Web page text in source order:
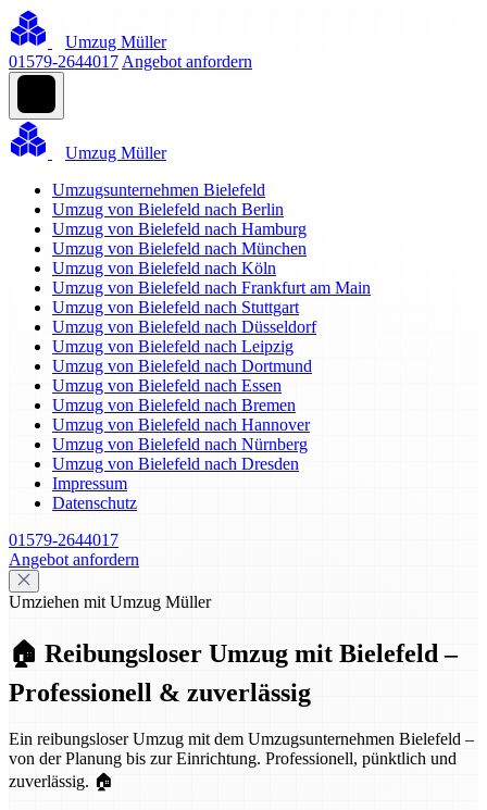
Umzug Müller
01579-2644017 Angebot anfordern
Umzug Müller
Umzugsunternehmen Bielefeld
Umzug von Bielefeld nach Berlin
Umzug von Bielefeld nach Hamburg
Umzug von Bielefeld nach München
Umzug von Bielefeld nach Köln
Umzug von Bielefeld nach Frankfurt am Main
Umzug von Bielefeld nach Stuttgart
Umzug von Bielefeld nach Düsseldorf
Umzug von Bielefeld nach Leipzig
Umzug von Bielefeld nach Dortmund
Umzug von Bielefeld nach Essen
Umzug von Bielefeld nach Bremen
Umzug von Bielefeld nach Hannover
Umzug von Bielefeld nach Nürnberg
Umzug von Bielefeld nach Dresden
Impressum
Datenschutz
01579-2644017
Angebot anfordern
Umziehen mit Umzug Müller
🏠 Reibungsloser Umzug mit Bielefeld –
Professionell & zuverlässig
Ein reibungsloser Umzug mit dem Umzugsunternehmen Bielefeld –
von der Planung bis zur Einrichtung. Professionell, pünktlich und
zuverlässig. 🏠